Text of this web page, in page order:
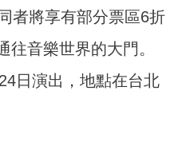
者將享有部分票區6折
往音樂世界的大門。
日演出，地點在台北